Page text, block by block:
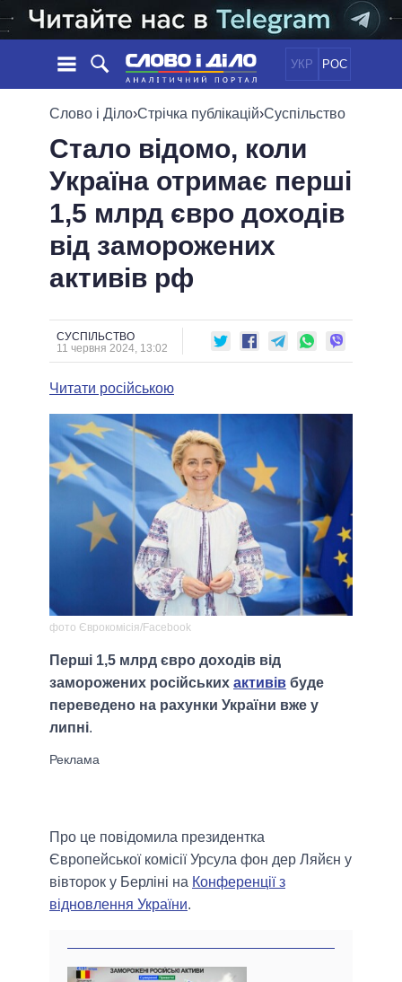
УКР РОС
НОВИНИ
СТРІЧКА
ПОДІЇ
СТАТТІ
ДУМКИ
ОГЛЯДИ
ДАЙДЖЕСТИ
ПОЛІТИКА
ЕКОНОМІКА
СУСПІЛЬСТВО
СВІТ
ОБIЦЯНКИ
ПОЛIТИКИ
УСІ ПОЛІТИКИ
ПРЕЗИДЕНТ І ОФІС
ВЕРХОВНА РАДА
ГОЛОВИ ОБЛАДМІНІСТРАЦІЙ
МЕРИ МІСТ
ВСІ ПЕРСОНИ
ІНФОГРАФІКА
ВІДЕО
ПОРІВНЯННЯ ПОЛІТИКІВ
Слово і Діло›Стрічка публікацій›Суспільство
Стало відомо, коли
Україна отримає перші
1,5 млрд євро доходів
від заморожених
активів рф
СУСПІЛЬСТВО
11 червня 2024, 13:02
Читати російською
фото Єврокомісія/Facebook
Перші 1,5 млрд євро доходів від
заморожених російських активів буде
переведено на рахунки України вже у
липні.
Про це повідомила президентка
Європейської комісії Урсула фон дер Ляйєн у
вівторок у Берліні на Конференції з
відновлення України.